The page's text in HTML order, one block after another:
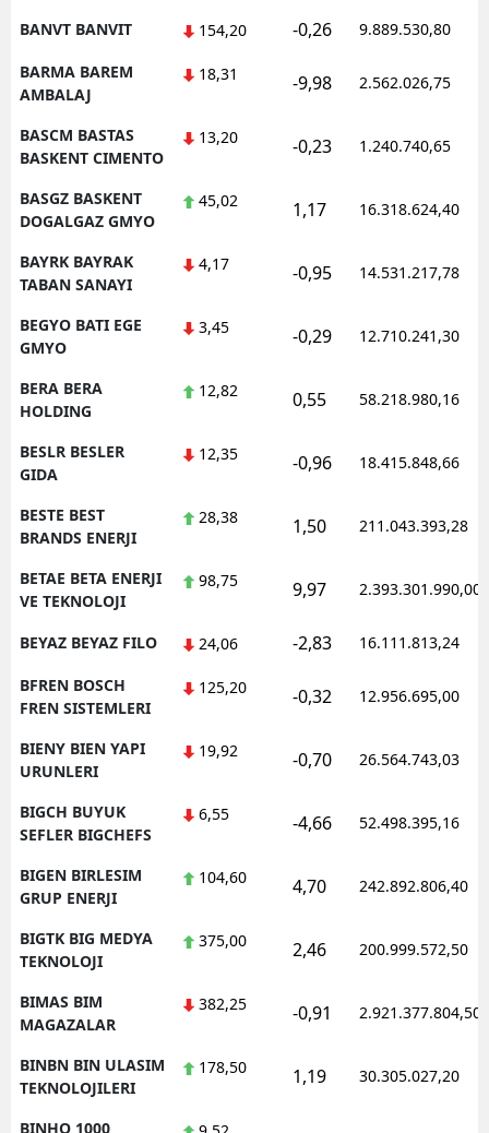
BANVT BANVIT 154,20 -0,26 9.889.530,80
BARMA BAREM
AMBALAJ
18,31 -9,98 2.562.026,75
BASCM BASTAS
BASKENT CIMENTO
13,20 -0,23 1.240.740,65
BASGZ BASKENT
DOGALGAZ GMYO
45,02 1,17 16.318.624,40
BAYRK BAYRAK
TABAN SANAYI
4,17 -0,95 14.531.217,78
BEGYO BATI EGE
GMYO
3,45 -0,29 12.710.241,30
BERA BERA
HOLDING
12,82 0,55 58.218.980,16
BESLR BESLER
GIDA
12,35 -0,96 18.415.848,66
BESTE BEST
BRANDS ENERJI
28,38 1,50 211.043.393,28
BETAE BETA ENERJI
VE TEKNOLOJI
98,75 9,97 2.393.301.990,00
BEYAZ BEYAZ FILO 24,06 -2,83 16.111.813,24
BFREN BOSCH
FREN SISTEMLERI
125,20 -0,32 12.956.695,00
BIENY BIEN YAPI
URUNLERI
19,92 -0,70 26.564.743,03
BIGCH BUYUK
SEFLER BIGCHEFS
6,55 -4,66 52.498.395,16
BIGEN BIRLESIM
GRUP ENERJI
104,60 4,70 242.892.806,40
BIGTK BIG MEDYA
TEKNOLOJI
375,00 2,46 200.999.572,50
BIMAS BIM
MAGAZALAR
382,25 -0,91 2.921.377.804,50
BINBN BIN ULASIM
TEKNOLOJILERI
178,50 1,19 30.305.027,20
BINHO 1000